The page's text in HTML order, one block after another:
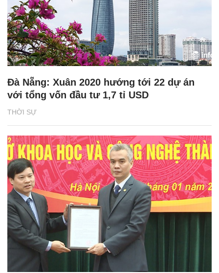
THỜI SỰ
Đà Nẵng: Xuân 2020 hướng tới 22 dự án
với tổng vốn đầu tư 1,7 tỉ USD